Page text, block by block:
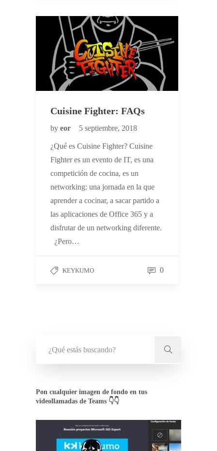
Cuisine Fighter: FAQs
by eor 5 septiembre, 2018
¿Qué es Cuisine Fighter? Cuisine
Fighter es un evento de IT, es una
competición de cocina, es un
networking: una jornada en la que
aprender a cocinar, a sacar partido a
las aplicaciones de Office 365 y a
disfrutar de un networking diferente.
¿Pero…
KEYKUMO 0
Pon cualquier imagen de fondo en tus
videollamadas de Teams 👇👇